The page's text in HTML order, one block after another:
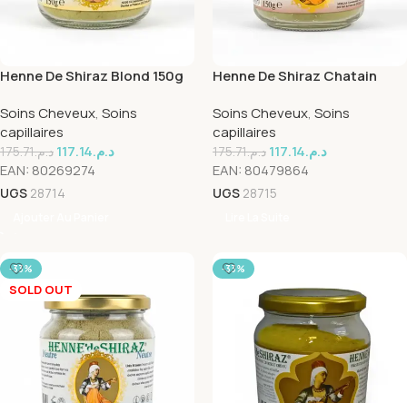
Henne De Shiraz Blond 150g
Soins Cheveux, Soins
capillaires
د.م.175.71 د.م.117.14
EAN: 80269274
UGS 28714
Henne De Shiraz Chatain
Soins Cheveux, Soins
capillaires
د.م.175.71 د.م.117.14
EAN: 80479864
UGS 28715
-33%
SOLD OUT
-33%